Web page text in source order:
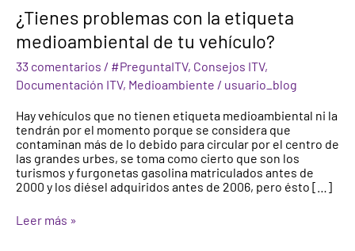
¿Tienes problemas con la etiqueta
medioambiental de tu vehículo?
33 comentarios / #PreguntaITV, Consejos ITV,
Documentación ITV, Medioambiente / usuario_blog
Hay vehículos que no tienen etiqueta medioambiental ni la
tendrán por el momento porque se considera que
contaminan más de lo debido para circular por el centro de
las grandes urbes, se toma como cierto que son los
turismos y furgonetas gasolina matriculados antes de
2000 y los diésel adquiridos antes de 2006, pero ésto […]
¿Tienes
problemas
con
etiqueta
medioambiental
tu
vehículo?
Leer más »